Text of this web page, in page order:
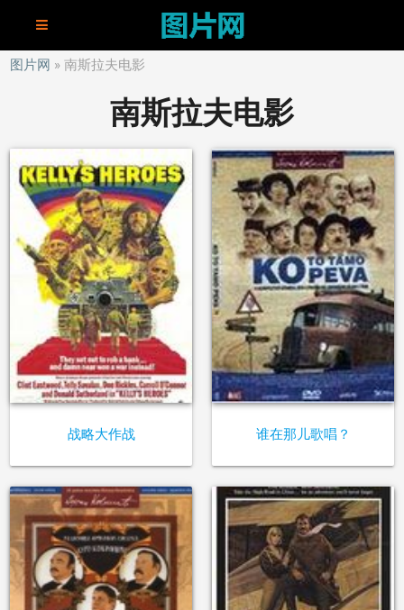
图片网 南斯拉夫电影
南斯拉夫电影
战略大作战 谁在那儿歌唱？